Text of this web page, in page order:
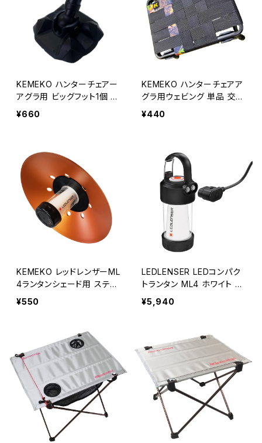
KEMEKO ハンターチェアー
アグラ用 ビッグフット1個 キ
ャンピングシートAGURA フ
¥660
KEMEKO ハンターチェアア
グラ用ウェビング 単品 交換
ウェビング（座面ベルト）
¥440
KEMEKO レッドレンザーML
4ランタンシェード用 ステー
クガードアタッチメント
¥550
LEDLENSER LEDコンパク
トランタン ML4 ホワイト or
ウォームカラー レッドレンザ
¥5,940